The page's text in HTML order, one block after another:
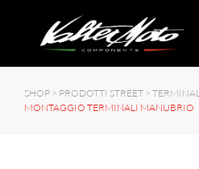
SHOP > PRODOTTI STREET >
MONTAGGIO TERMINALI MANUBRIO